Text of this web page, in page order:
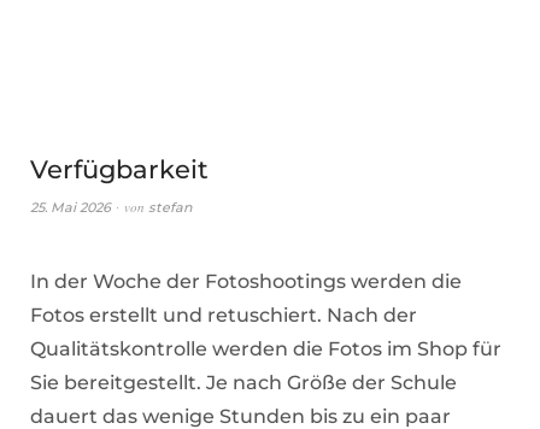
Verfügbarkeit
25. Mai 2026 von stefan
In der Woche der Fotoshootings werden die
Fotos erstellt und retuschiert. Nach der
Qualitätskontrolle werden die Fotos im Shop für
Sie bereitgestellt. Je nach Größe der Schule
dauert das wenige Stunden bis zu ein paar